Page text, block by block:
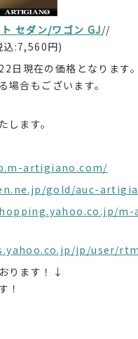
セダン/ワゴン GJ//
込:7,560円)
現在の価格となります。
合もございます。
ます。
artigiano.com/
gold/auc-
jp/user/
ります！↓
！